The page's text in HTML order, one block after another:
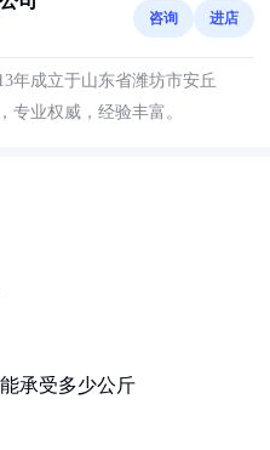
咨询 进店
年成立于山东省潍坊市安丘
专业权威，经验丰富。
承受多少公斤